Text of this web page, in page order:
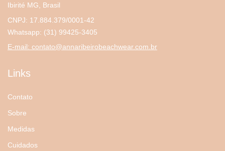
Ibirité MG, Brasil
CNPJ: 17.884.379/0001-42
Whatsapp: (31) 99425-3405
E-mail: contato@annaribeirobeachwear.com.br
Links
Contato
Sobre
Medidas
Cuidados